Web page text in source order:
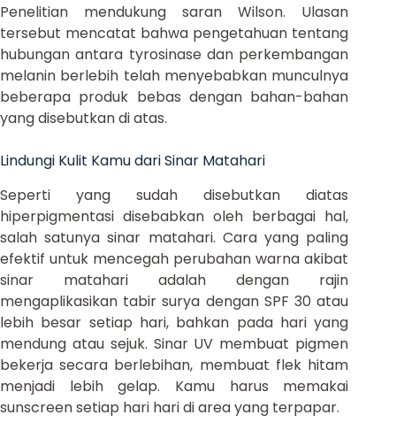
Penelitian mendukung saran Wilson. Ulasan
tersebut mencatat bahwa pengetahuan tentang
hubungan antara tyrosinase dan perkembangan
melanin berlebih telah menyebabkan munculnya
beberapa produk bebas dengan bahan-bahan
yang disebutkan di atas.
Lindungi Kulit Kamu dari Sinar Matahari
Seperti yang sudah disebutkan diatas
hiperpigmentasi disebabkan oleh berbagai hal,
salah satunya sinar matahari. Cara yang paling
efektif untuk mencegah perubahan warna akibat
sinar matahari adalah dengan rajin
mengaplikasikan tabir surya dengan SPF 30 atau
lebih besar setiap hari, bahkan pada hari yang
mendung atau sejuk. Sinar UV membuat pigmen
bekerja secara berlebihan, membuat flek hitam
menjadi lebih gelap. Kamu harus memakai
sunscreen setiap hari hari di area yang terpapar.